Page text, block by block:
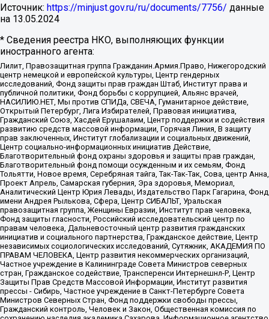
Источник: https://minjust.gov.ru/ru/documents/7756/ данные
на 13.05.2024
* Сведения реестра НКО, выполняющих функции
иностранного агента:
Лилит, Правозащитная группа Гражданин.Армия.Право, Нижегородский
центр немецкой и европейской культуры, Центр гендерных
исследований, Фонд защиты прав граждан Штаб, Институт права и
публичной политики, Фонд борьбы с коррупцией, Альянс врачей,
НАСИЛИЮ.НЕТ, Мы против СПИДа, СВЕЧА, Гуманитарное действие,
Открытый Петербург, Лига Избирателей, Правовая инициатива,
Гражданский Союз, Хасдей Ерушалаим, Центр поддержки и содействия
развитию средств массовой информации, Горячая Линия, В защиту
прав заключенных, Институт глобализации и социальных движений,
Центр социально-информационных инициатив Действие,
Благотворительный фонд охраны здоровья и защиты прав граждан,
Благотворительный фонд помощи осужденным и их семьям, Фонд
Тольятти, Новое время, Серебряная тайга, Так-Так-Так, Сова, центр Анна,
Проект Апрель, Самарская губерния, Эра здоровья, Мемориал,
Аналитический Центр Юрия Левады, Издательство Парк Гагарина, Фонд
имени Андрея Рылькова, Сфера, Центр СИБАЛЬТ, Уральская
правозащитная группа, Женщины Евразии, Институт прав человека,
Фонд защиты гласности, Российский исследовательский центр по
правам человека, Дальневосточный центр развития гражданских
инициатив и социального партнерства, Гражданское действие, Центр
независимых социологических исследований, Сутяжник, АКАДЕМИЯ ПО
ПРАВАМ ЧЕЛОВЕКА, Центр развития некоммерческих организаций,
Частное учреждение в Калининграде Совета Министров северных
стран, Гражданское содействие, Трансперенси Интернешнл-Р, Центр
Защиты Прав Средств Массовой Информации, Институт развития
прессы - Сибирь, Частное учреждение в Санкт-Петербурге Совета
Министров Северных Стран, Фонд поддержки свободы прессы,
Гражданский контроль, Человек и Закон, Общественная комиссия по